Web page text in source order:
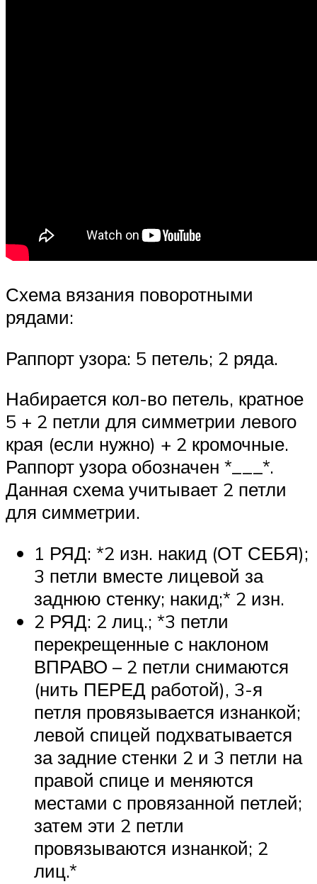
Схема вязания поворотными
рядами:
Раппорт узора: 5 петель; 2 ряда.
Набирается кол-во петель, кратное
5 + 2 петли для симметрии левого
края (если нужно) + 2 кромочные.
Раппорт узора обозначен *___*.
Данная схема учитывает 2 петли
для симметрии.
1 РЯД: *2 изн. накид (ОТ СЕБЯ);
3 петли вместе лицевой за
заднюю стенку; накид;* 2 изн.
2 РЯД: 2 лиц.; *3 петли
перекрещенные с наклоном
ВПРАВО – 2 петли снимаются
(нить ПЕРЕД работой), 3-я
петля провязывается изнанкой;
левой спицей подхватывается
за задние стенки 2 и 3 петли на
правой спице и меняются
местами с провязанной петлей;
затем эти 2 петли
провязываются изнанкой; 2
лиц.*